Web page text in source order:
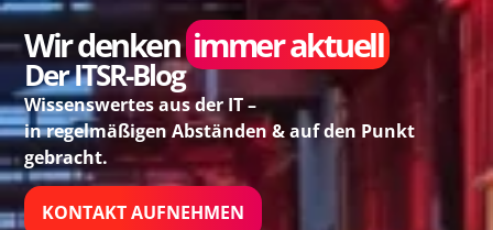
Wir denken immer aktuell
Der ITSR-Blog
Wissenswertes aus der IT –
in regelmäßigen Abständen & auf den Punkt
gebracht.
KONTAKT AUFNEHMEN